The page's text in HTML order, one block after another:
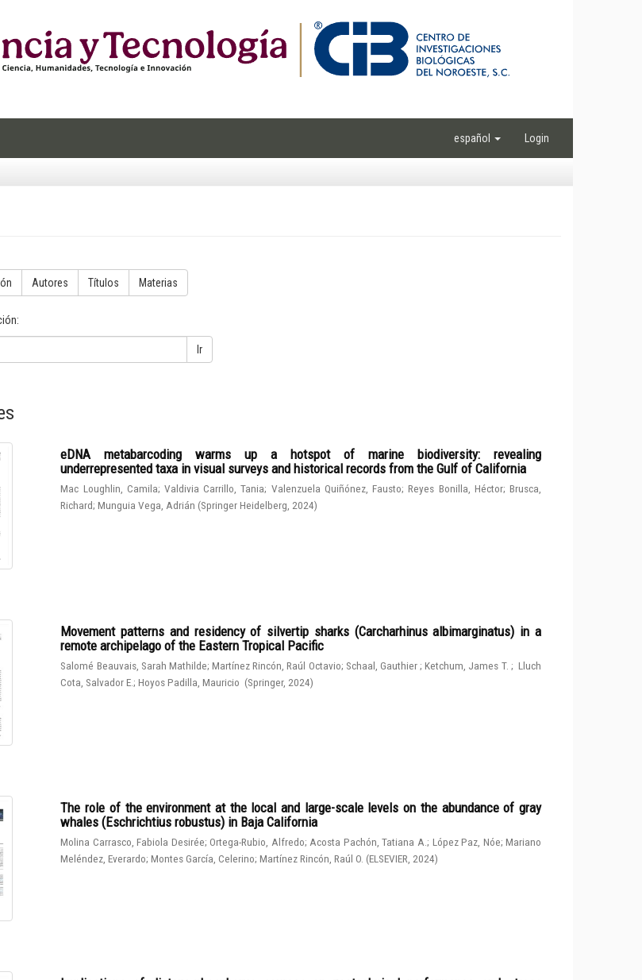
español Login
Autores Títulos Materias
Ir
eDNA metabarcoding warms up a hotspot of marine biodiversity: revealing
underrepresented taxa in visual surveys and historical records from the Gulf of California
Mac Loughlin, Camila;Valdivia Carrillo, Tania; Valenzuela Quiñónez, Fausto;Reyes Bonilla, Héctor; Brusca,
Richard;Munguia Vega, Adrián (Springer Heidelberg 2024)
Movement patterns and residency of silvertip sharks (Carcharhinus albimarginatus) in a
remote archipelago of the Eastern Tropical Pacific
Salomé Beauvais, Sarah Mathilde;Martínez Rincón, Raúl Octavio; Schaal, Gauthier;Ketchum, James T. ; Lluch
Cota, Salvador E.;Hoyos Padilla, Mauricio (Springer, 2024)
The role of the environment at the local and large-scale levels on the abundance of gray
whales (Eschrichtius robustus) in Baja California
Molina Carrasco, Fabiola Desirée;Ortega-Rubio, Alfredo; Acosta Pachón, Tatiana A. ; López Paz, Nóe;Mariano
Meléndez, Everardo;Montes García, Celerino;Martínez Rincón, Raúl O. (ELSEVIER 2024)